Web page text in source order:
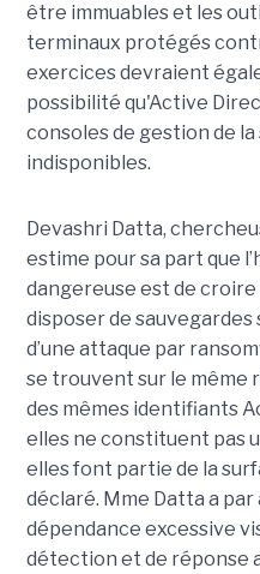
être immuables et les
terminaux protégés
exercices devraient
possibilité qu'Active
consoles de gestion de
indisponibles.
Devashri Datta,
estime pour sa part que
dangereuse est de croire
disposer de
d’une attaque par
se trouvent sur le même
des mêmes identifiants
elles ne constituent pas
elles font partie de la
déclaré. Mme Datta a
dépendance excessive
détection et de réponse